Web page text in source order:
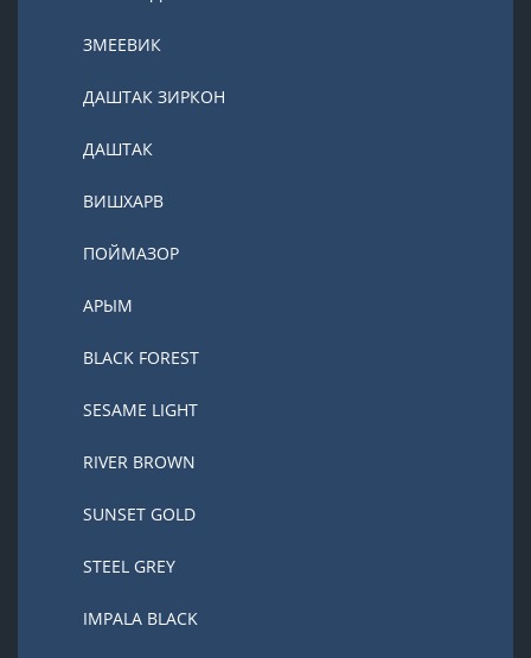
ЗМЕЕВИК
ДАШТАК ЗИРКОН
ДАШТАК
ВИШХАРВ
ПОЙМАЗОР
АРЫМ
BLACK FOREST
SESAME LIGHT
RIVER BROWN
SUNSET GOLD
STEEL GREY
IMPALA BLACK